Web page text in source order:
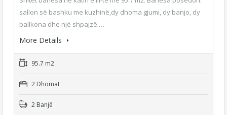
sallon së bashku me kuzhinë,dy dhoma gjumi, dy banjo, dy
ballkona dhe një shpajzë.…
More Details
95.7 m2
2 Dhomat
2 Banjë